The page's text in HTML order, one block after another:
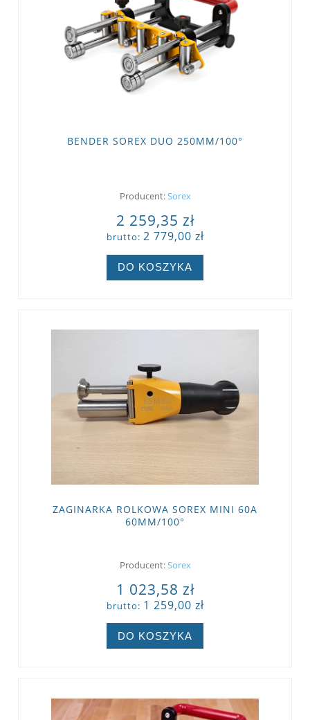
BENDER SOREX DUO 250MM/100°
Producent:Sorex
2 259,35 zł
brutto: 2 779,00 zł
DO KOSZYKA
ZAGINARKA ROLKOWA SOREX MINI 60A
60MM/100°
Producent:Sorex
1 023,58 zł
brutto: 1 259,00 zł
DO KOSZYKA